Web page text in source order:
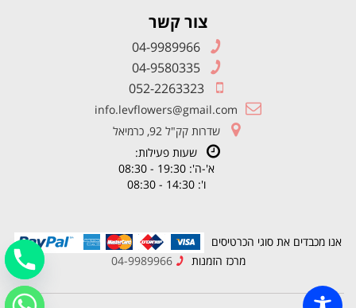
צור קשר
04-9989966
04-9580335
052-2263323
info.levflowers@gmail.com
שדרות קק"ל 92, כרמיאל
שעות פעילות:
א'-ה': 19:30 - 08:30
ו': 14:30 - 08:30
אנו מכבדים את סוגי הכרטיסים
מרכז הזמנות
04-9989966